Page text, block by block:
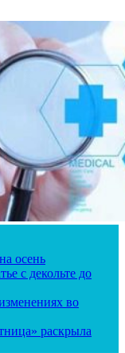
осень
с декольте до
во
раскрыла